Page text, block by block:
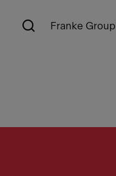
Franke Group